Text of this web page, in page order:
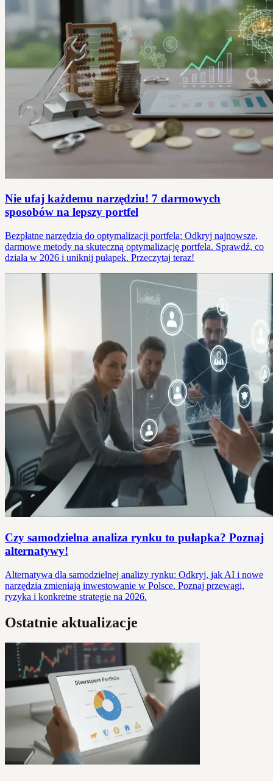
Nie ufaj każdemu narzędziu! 7 darmowych
sposobów na lepszy portfel
Bezpłatne narzędzia do optymalizacji portfela: Odkryj najnowsze,
darmowe metody na skuteczną optymalizację portfela. Sprawdź, co
działa w 2026 i uniknij pułapek. Przeczytaj teraz!
Czy samodzielna analiza rynku to pułapka? Poznaj
alternatywy!
Alternatywa dla samodzielnej analizy rynku: Odkryj, jak AI i nowe
narzędzia zmieniają inwestowanie w Polsce. Poznaj przewagi,
ryzyka i konkretne strategie na 2026.
Ostatnie aktualizacje